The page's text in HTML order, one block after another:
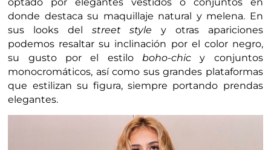
donde destaca su maquillaje natural y melena. En
sus looks del street styley otras apariciones
podemos resaltar su inclinación por el color negro,
su gusto por el estilo boho-chicy conjuntos
monocromáticos, así como sus grandes plataformas
que estilizan su figura, siempre portando prendas
elegantes.